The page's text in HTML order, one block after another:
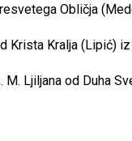
Obličja
Krista Kralja (Lipić) iz
Ljiljana od Duha